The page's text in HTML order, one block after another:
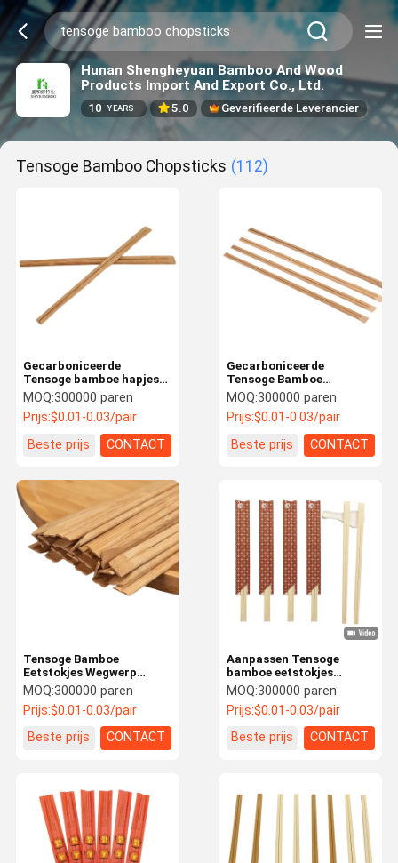
Hunan Shengheyuan Bamboo And Wood
Products Import And Export Co., Ltd.
10 YEARS 5.0 Geverifieerde Leverancier
Tensoge Bamboo Chopsticks (112)
Gecarboniceerde
Tensoge bamboe hapjes
Eco-vriendelijke wegwerp
bamboe hapjes
MOQ:300000 paren
Prijs:$0.01-0.03/pair
Beste prijs
CONTACT
Gecarboniceerde
Tensoge Bamboe
Chopsticks voor Modern
Design
Huishouden/Restaurant/Hotel
Gelegenheid Voor
Huishouden/Restaurant/Hotel
MOQ:300000 paren
Prijs:$0.01-0.03/pair
Beste prijs
CONTACT
Tensoge Bamboe
Eetstokjes Wegwerp
Natuurlijke kleur Mao
Bamboe Wegwerp
Eetstokjes Bulk
MOQ:300000 paren
Prijs:$0.01-0.03/pair
Beste prijs
CONTACT
Aanpassen Tensoge
bamboe eetstokjes
lichtgewicht, niet giftig
en AB-klasse
MOQ:300000 paren
Prijs:$0.01-0.03/pair
Beste prijs
CONTACT